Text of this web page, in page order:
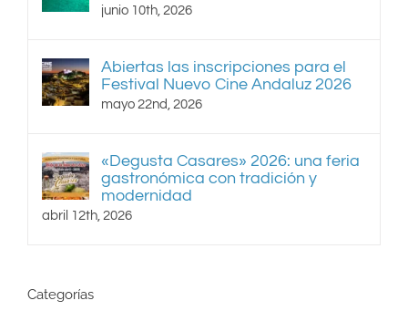
junio 10th, 2026
Abiertas las inscripciones para el
Festival Nuevo Cine Andaluz 2026
mayo 22nd, 2026
«Degusta Casares» 2026: una feria
gastronómica con tradición y
modernidad
abril 12th, 2026
Categorías